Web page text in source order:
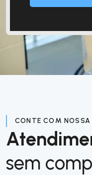
CONTE COM NOSSA
sem